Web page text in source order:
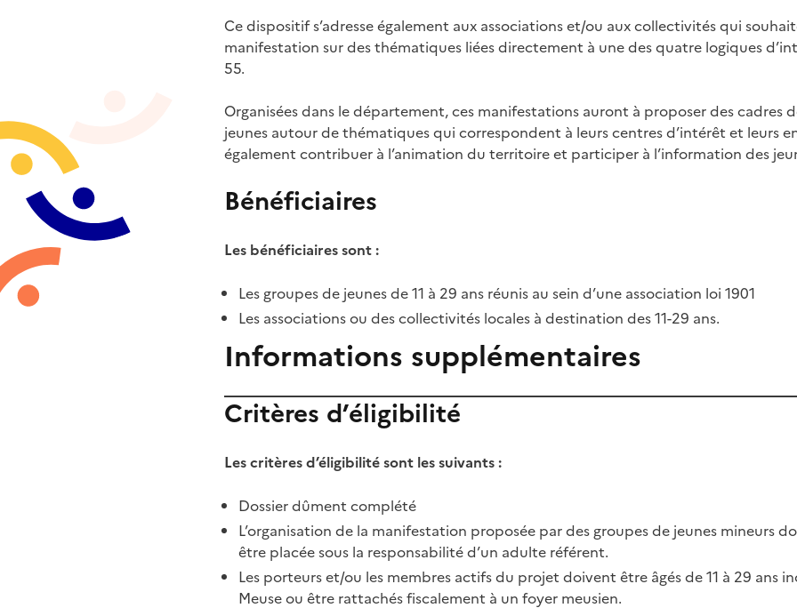
Ce dispositif s’adresse également aux associations et/ou aux collectivités qui
manifestation sur des thématiques liées directement à une des quatre logiques
55.
Organisées dans le département, ces manifestations auront à proposer des cadres
jeunes autour de thématiques qui correspondent à leurs centres d’intérêt et leurs
également contribuer à l’animation du territoire et participer à l’information des
Bénéficiaires
Les bénéficiaires sont :
Les groupes de jeunes de 11 à 29 ans réunis au sein d’une association loi 1901
Les associations ou des collectivités locales à destination des 11-29 ans.
Informations supplémentaires
Critères d’éligibilité
Les critères d’éligibilité sont les suivants :
Dossier dûment complété
L’organisation de la manifestation proposée par des groupes de jeunes mineurs
être placée sous la responsabilité d’un adulte référent.
Les porteurs et/ou les membres actifs du projet doivent être âgés de 11 à 29 ans
Meuse ou être rattachés fiscalement à un foyer meusien.